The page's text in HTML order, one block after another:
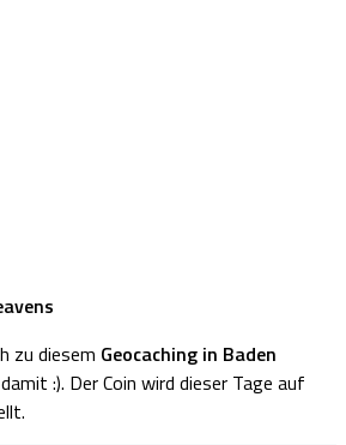
zu diesem Geocaching in Baden
:). Der Coin wird dieser Tage auf